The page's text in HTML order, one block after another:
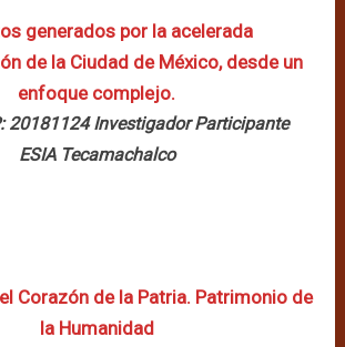
generados por la acelerada
de la Ciudad de México, desde un
enfoque complejo.
20181124 Investigador Participante
ESIA Tecamachalco
Corazón de la Patria. Patrimonio de
la Humanidad